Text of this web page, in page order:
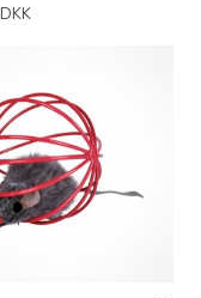
DKK